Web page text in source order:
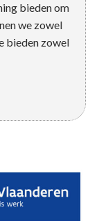
bieden om
we zowel
bieden zowel